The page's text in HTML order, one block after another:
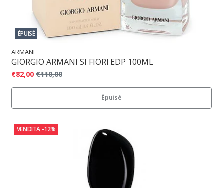
ÉPUISÉ
ARMANI
GIORGIO ARMANI SI FIORI EDP 100ML
€82,00 €110,00
Épuisé
VENDITA -12%